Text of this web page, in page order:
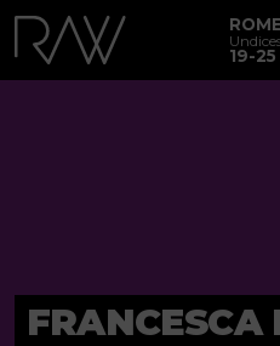
19-
FRANCESCA